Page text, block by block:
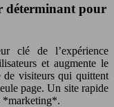
déterminant pour
clé de l’expérience
et augmente le
de visiteurs qui quittent
page. Un site rapide
*marketing*.